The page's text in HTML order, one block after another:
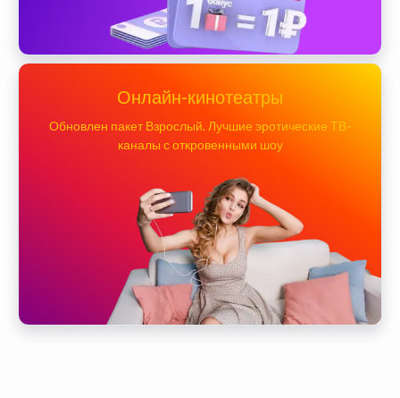
Онлайн-кинотеатры
Обновлен пакет Взрослый. Лучшие эротические ТВ-
каналы с откровенными шоу